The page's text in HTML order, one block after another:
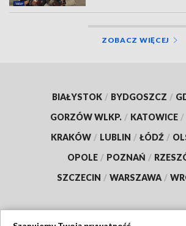
ZOBACZ WIĘCEJ
BIAŁYSTOK / BYDGOSZCZ /
GORZÓW WLKP. / KATOWICE /
KRAKÓW / LUBLIN / ŁÓDŹ /
OPOLE / POZNAŃ /
SZCZECIN / WARSZAWA /